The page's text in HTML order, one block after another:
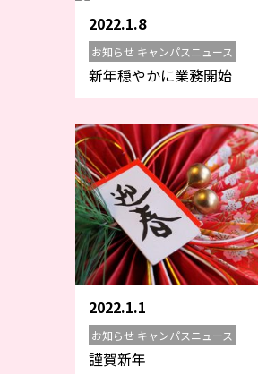
2022.1.8
お知らせ キャンパスニュース
新年穏やかに業務開始
2022.1.1
お知らせ キャンパスニュース
謹賀新年